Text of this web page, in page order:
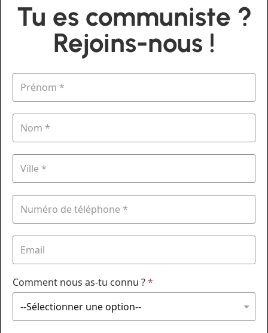
Tu es communiste ?
Rejoins-nous !
Comment nous as-tu connu ?*